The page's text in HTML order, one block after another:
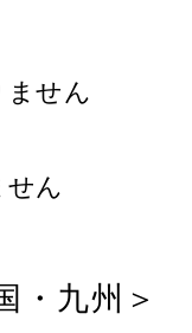
せん
ん
・九州＞